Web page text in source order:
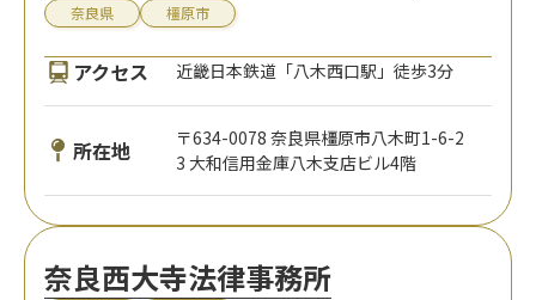
奈良県 橿原市
アクセス 近畿日本鉄道「八木西口駅」徒歩3分
所在地
〒634-0078 奈良県橿原市八木町1-6-2
3 大和信用金庫八木支店ビル4階
奈良西大寺法律事務所